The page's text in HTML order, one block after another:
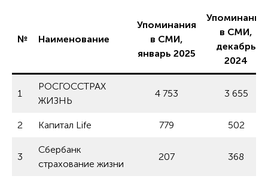
№ Наименование
Упоминания
в СМИ,
январь 2025
Упоминания
в СМИ,
декабрь
2024
1
РОСГОССТРАХ
ЖИЗНЬ
4 753 3 655
2 Капитал Life 779 502
3
Сбербанк
страхование жизни
207 368